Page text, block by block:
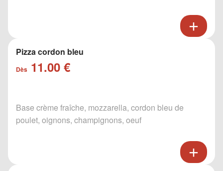
Pizza cordon bleu
Dès 11.00 €
Base crème fraîche, mozzarella, cordon bleu de
poulet, oignons, champignons, oeuf